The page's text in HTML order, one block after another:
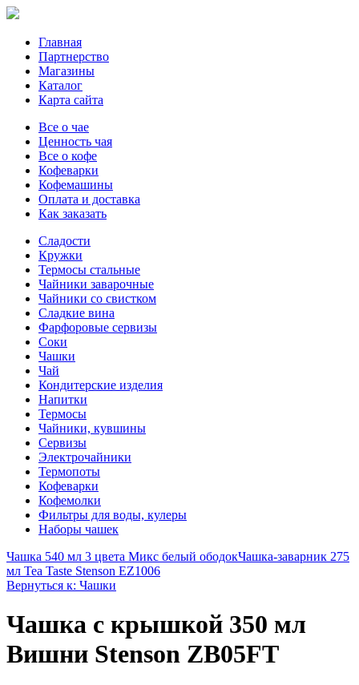
Главная
Партнерство
Магазины
Каталог
Карта сайта
Все о чае
Ценность чая
Все о кофе
Кофеварки
Кофемашины
Оплата и доставка
Как заказать
Сладости
Кружки
Термосы стальные
Чайники заварочные
Чайники со свистком
Сладкие вина
Фарфоровые сервизы
Соки
Чашки
Чай
Кондитерские изделия
Напитки
Термосы
Чайники, кувшины
Сервизы
Электрочайники
Термопоты
Кофеварки
Кофемолки
Фильтры для воды, кулеры
Наборы чашек
Чашка 540 мл 3 цвета Микс белый ободокЧашка-заварник 275
мл Tea Taste Stenson EZ1006
Вернуться к: Чашки
Чашка с крышкой 350 мл
Вишни Stenson ZB05FT